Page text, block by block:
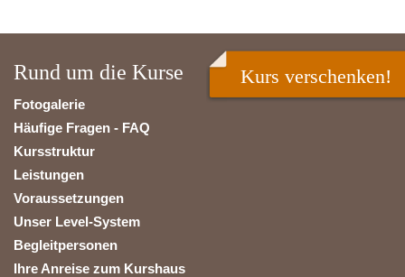
Rund um die Kurse
Fotogalerie
Häufige Fragen - FAQ
Kursstruktur
Leistungen
Voraussetzungen
Unser Level-System
Begleitpersonen
Ihre Anreise zum Kurshaus
Kurs verschenken!